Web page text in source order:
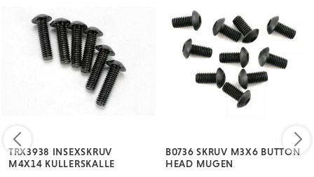
TRX3938 INSEXSKRUV
M4X14 KULLERSKALLE
B0736 SKRUV M3X6 BUTTON
HEAD MUGEN